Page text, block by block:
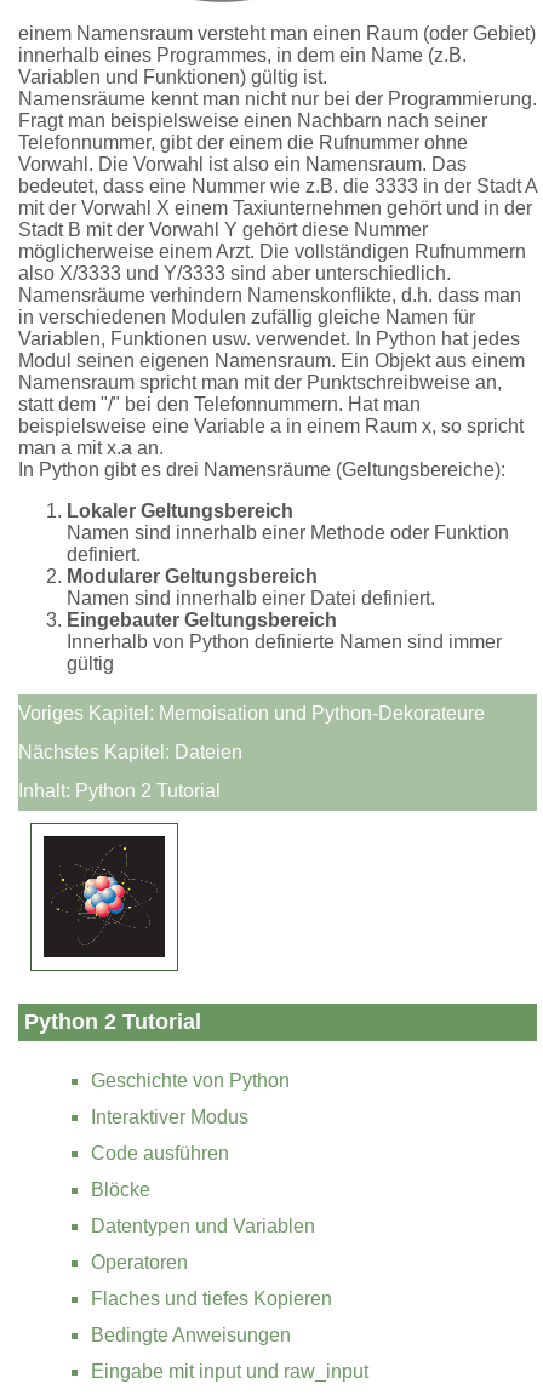
einem Namensraum versteht man einen Raum (oder Gebiet)
innerhalb eines Programmes, in dem ein Name (z.B.
Variablen und Funktionen) gültig ist.
Namensräume kennt man nicht nur bei der Programmierung.
Fragt man beispielsweise einen Nachbarn nach seiner
Telefonnummer, gibt der einem die Rufnummer ohne
Vorwahl. Die Vorwahl ist also ein Namensraum. Das
bedeutet, dass eine Nummer wie z.B. die 3333 in der Stadt A
mit der Vorwahl X einem Taxiunternehmen gehört und in der
Stadt B mit der Vorwahl Y gehört diese Nummer
möglicherweise einem Arzt. Die vollständigen Rufnummern
also X/3333 und Y/3333 sind aber unterschiedlich.
Namensräume verhindern Namenskonflikte, d.h. dass man
in verschiedenen Modulen zufällig gleiche Namen für
Variablen, Funktionen usw. verwendet. In Python hat jedes
Modul seinen eigenen Namensraum. Ein Objekt aus einem
Namensraum spricht man mit der Punktschreibweise an,
statt dem "/" bei den Telefonnummern. Hat man
beispielsweise eine Variable a in einem Raum x, so spricht
man a mit x.a an.
In Python gibt es drei Namensräume (Geltungsbereiche):
Lokaler Geltungsbereich
Namen sind innerhalb einer Methode oder Funktion
definiert.
Modularer Geltungsbereich
Namen sind innerhalb einer Datei definiert.
Eingebauter Geltungsbereich
Innerhalb von Python definierte Namen sind immer
gültig
Voriges Kapitel: Memoisation und Python-Dekorateure
Nächstes Kapitel: Dateien
Inhalt: Python 2 Tutorial
Python 2 Tutorial
Geschichte von Python
Interaktiver Modus
Code ausführen
Blöcke
Datentypen und Variablen
Operatoren
Flaches und tiefes Kopieren
Bedingte Anweisungen
Eingabe mit input und raw_input